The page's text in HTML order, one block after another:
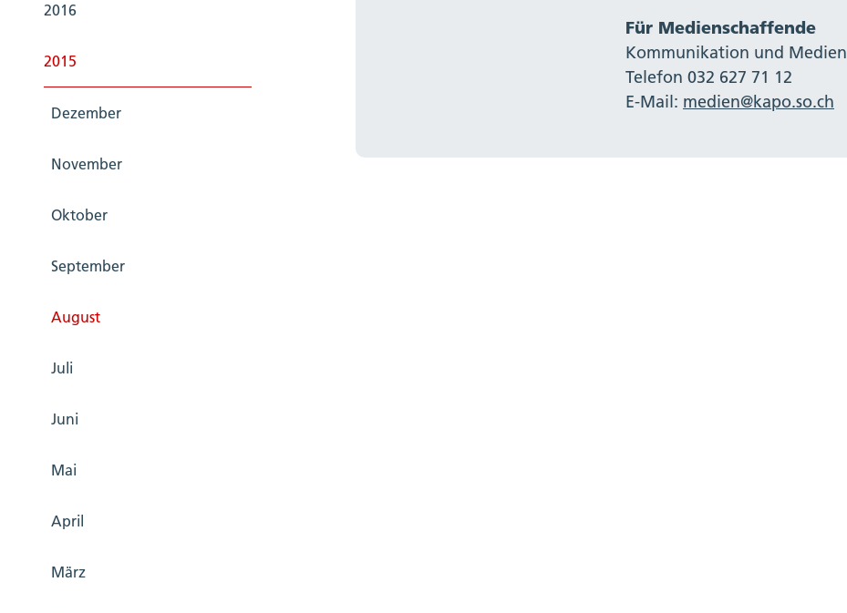
2016
2015
Dezember
November
Oktober
September
August
Juli
Juni
Mai
April
März
Für Medienschaffende
Kommunikation und Medien
Telefon 032 627 71 12
E-Mail: medien@kapo.so.ch